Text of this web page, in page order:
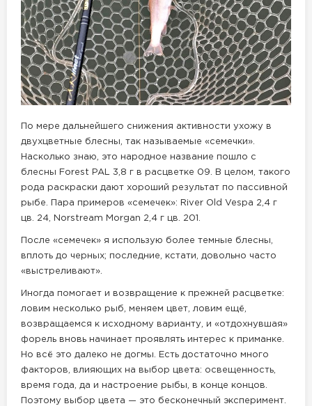
По мере дальнейшего снижения активности ухожу в
двухцветные блесны, так называемые «семечки».
Насколько знаю, это народное название пошло с
блесны Forest PAL 3,8 г в расцветке 09. В целом, такого
рода раскраски дают хороший результат по пассивной
рыбе. Пара примеров «семечек»: River Old Vespa 2,4 г
цв. 24, Norstream Morgan 2,4 г цв. 201.
После «семечек» я использую более темные блесны,
вплоть до черных; последние, кстати, довольно часто
«выстреливают».
Иногда помогает и возвращение к прежней расцветке:
ловим несколько рыб, меняем цвет, ловим ещё,
возвращаемся к исходному варианту, и «отдохнувшая»
форель вновь начинает проявлять интерес к приманке.
Но всё это далеко не догмы. Есть достаточно много
факторов, влияющих на выбор цвета: освещенность,
время года, да и настроение рыбы, в конце концов.
Поэтому выбор цвета — это бесконечный эксперимент.